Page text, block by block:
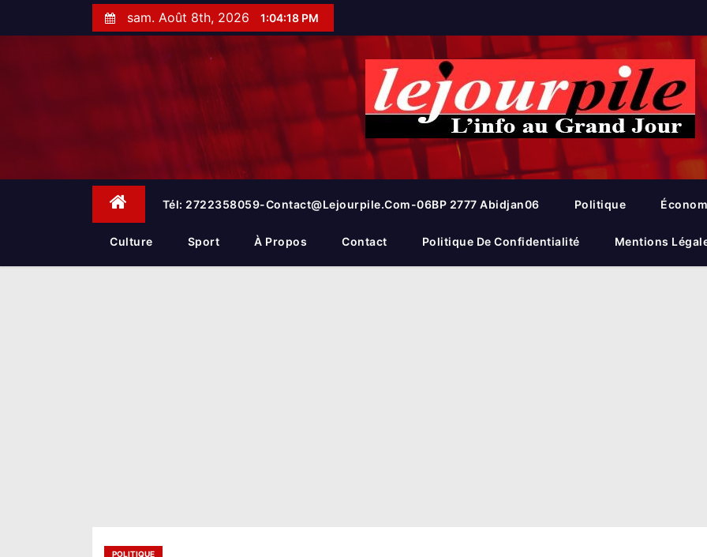
t
sam. Août 8th, 2026 1:04:19 PM
Tél: 2722358059-Contact@lejourpile.com-06BP 2777 Abidjan06 Politique
Culture Sport À Propos Contact Politique De Confidentialité Mentions
POLITIQUE